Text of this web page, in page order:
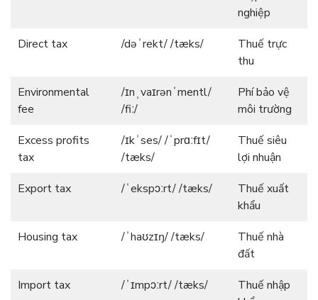
nghiệp
Direct tax
/dəˈrekt/ /tæks/
Thuế trực
thu
Environmental
fee
/ɪnˌvaɪrənˈmentl/
/fiː/
Phí bảo vệ
môi trường
Excess profits
tax
/ɪkˈses/ /ˈprɑːfɪt/
/tæks/
Thuế siêu
lợi nhuận
Export tax
/ˈekspɔːrt/ /tæks/
Thuế xuất
khẩu
Housing tax
/ˈhaʊzɪŋ/ /tæks/
Thuế nhà
đất
Import tax
/ˈɪmpɔːrt/ /tæks/
Thuế nhập